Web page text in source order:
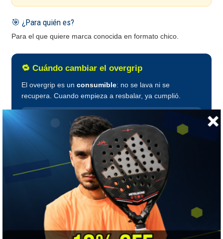
🎯 ¿Para quién es?
Para el que quiere marca conocida en formato chico.
🔁 Cuándo cambiar el overgrip
El overgrip es unconsumible: no se lava ni se
recupera. Cuando empieza a resbalar, ya cumplió.
Las tres señales
Se pone brillante o liso al tacto · Aprietas más fuerte de
lo normal sin darte cuenta · Se despega en los bordes o
se corre al golpear.
Cómo enrollarlo
Desde abajo hacia arriba, solapando un tercio en cada
vuelta y tirando parejo. Si tienes que apretar el puño para
que no se mueva, va flojo.